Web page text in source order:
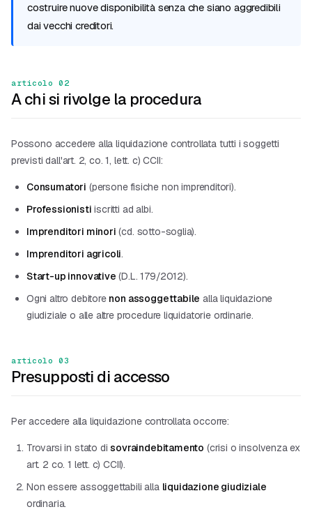
costruire nuove disponibilità senza che siano aggredibili
dai vecchi creditori.
articolo 02
A chi si rivolge la procedura
Possono accedere alla liquidazione controllata tutti i soggetti
previsti dall'art. 2, co. 1, lett. c) CCII:
Consumatori (persone fisiche non imprenditori).
Professionisti iscritti ad albi.
Imprenditori minori (cd. sotto-soglia).
Imprenditori agricoli.
Start-up innovative (D.L. 179/2012).
Ogni altro debitore non assoggettabile alla liquidazione
giudiziale o alle altre procedure liquidatorie ordinarie.
articolo 03
Presupposti di accesso
Per accedere alla liquidazione controllata occorre:
Trovarsi in stato disovraindebitamento (crisi o insolvenza ex
art. 2 co. 1 lett. c) CCII).
Non essere assoggettabili alla liquidazione giudiziale
ordinaria.